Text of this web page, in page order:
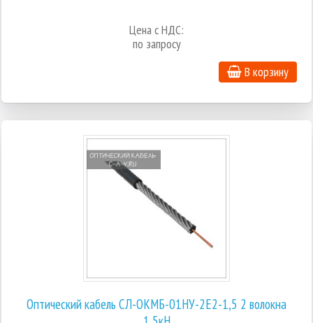
Цена с НДС:
по запросу
В корзину
Оптический кабель СЛ-ОКМБ-01НУ-2Е2-1,5 2 волокна